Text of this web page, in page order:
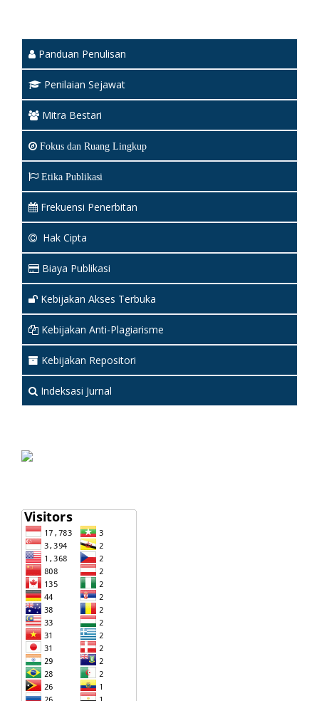
Panduan Penulisan
Penilaian Sejawat
Mitra Bestari
Fokus dan Ruang Lingkup
Etika Publikasi
Frekuensi Penerbitan
Hak Cipta
Biaya Publikasi
Kebijakan Akses Terbuka
Kebijakan Anti-Plagiarisme
Kebijakan Repositori
Indeksasi Jurnal